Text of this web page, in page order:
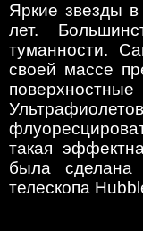
Яркие звезды
лет.
туманности.
своей массе
такая
была сделана
телескопа